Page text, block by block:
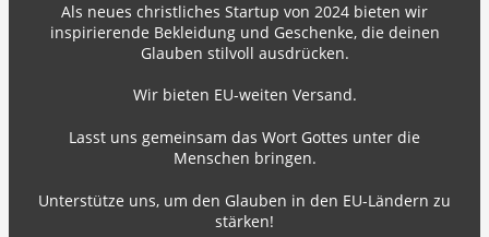
Als neues christliches Startup von 2024 bieten wir
inspirierende Bekleidung und Geschenke, die deinen
Glauben stilvoll ausdrücken.
Wir bieten EU-weiten Versand.
Lasst uns gemeinsam das Wort Gottes unter die
Menschen bringen.
Unterstütze uns, um den Glauben in den EU-Ländern zu
stärken!